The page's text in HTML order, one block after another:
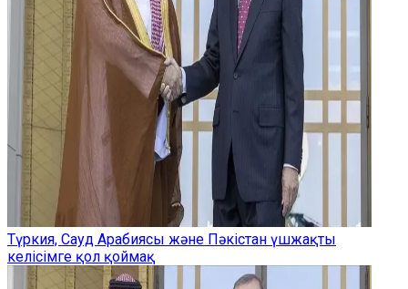
Түркия, Сауд Арабиясы және Пәкістан үшжақты
келісімге қол қоймақ